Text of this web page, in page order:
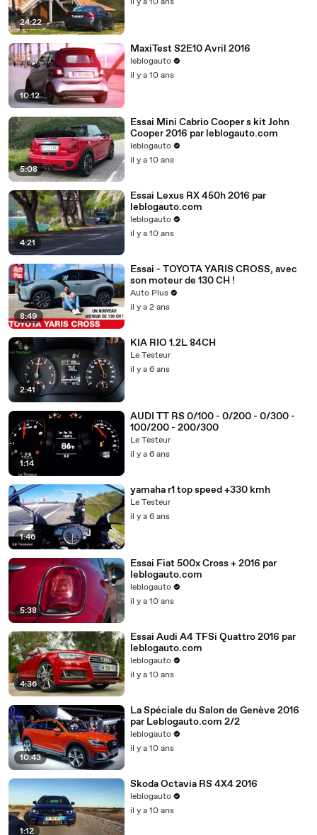
24:22
10:12
MaxiTest S2E10 Avril 2016
leblogauto
il y a 10 ans
5:08
Essai Mini Cabrio Cooper s kit John
Cooper 2016 par leblogauto.com
leblogauto
il y a 10 ans
4:21
Essai Lexus RX 450h 2016 par
leblogauto.com
leblogauto
il y a 10 ans
8:49
Essai - TOYOTA YARIS CROSS, avec
son moteur de 130 CH !
Auto Plus
il y a 2 ans
2:41
KIA RIO 1.2L 84CH
Le Testeur
il y a 6 ans
1:14
AUDI TT RS 0/100 - 0/200 - 0/300 -
100/200 - 200/300
Le Testeur
il y a 6 ans
1:46
yamaha r1 top speed +330 kmh
Le Testeur
il y a 6 ans
5:38
Essai Fiat 500x Cross + 2016 par
leblogauto.com
leblogauto
il y a 10 ans
4:36
Essai Audi A4 TFSi Quattro 2016 par
leblogauto.com
leblogauto
il y a 10 ans
10:43
La Spéciale du Salon de Genève 2016
par Leblogauto.com 2/2
leblogauto
il y a 10 ans
1:12
Skoda Octavia RS 4X4 2016
leblogauto
il y a 10 ans